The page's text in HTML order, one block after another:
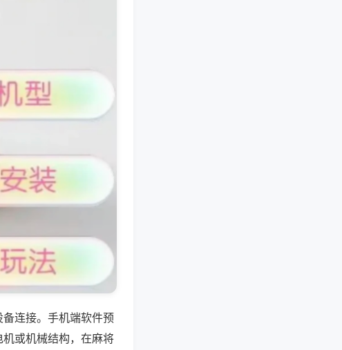
连接。手机端软件预
或机械结构，在麻将